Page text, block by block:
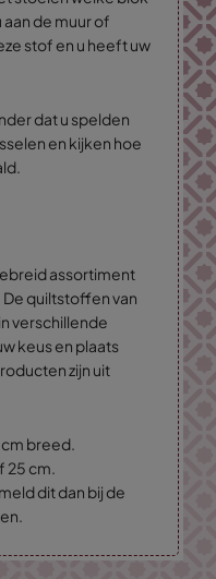
de muur of
stof en u heeft uw
dat u spelden
en kijken hoe
assortiment
quiltstoffen van
verschillende
keus en plaats
zijn uit
cm breed.
25 cm.
dit dan bij de